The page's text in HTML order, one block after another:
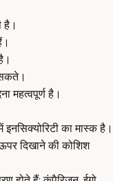
है।
महत्वपूर्ण है।
का मास्क है।
दिखाने की कोशिश